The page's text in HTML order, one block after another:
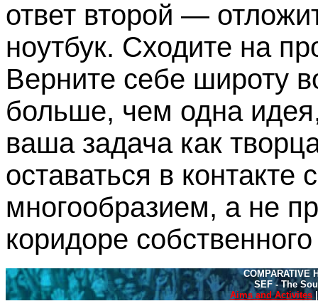
ответ второй —
ноутбук. Сходите на
Верните себе широту
больше, чем одна
ваша задача как
оставаться в контакте
многообразием, а не
коридоре
COMPARATIVE
SEF - The
Aims and Activites